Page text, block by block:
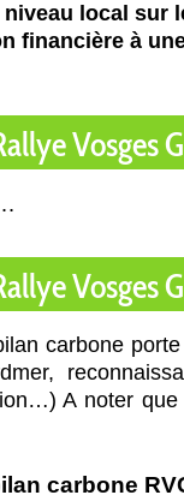
local sur
financière à
Vosges
Vosges
carbone
A noter
carbone